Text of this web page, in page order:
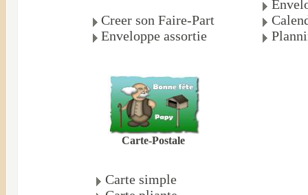
Creer son Faire-Part
Enveloppe assortie
Carte-Postale
Carte simple